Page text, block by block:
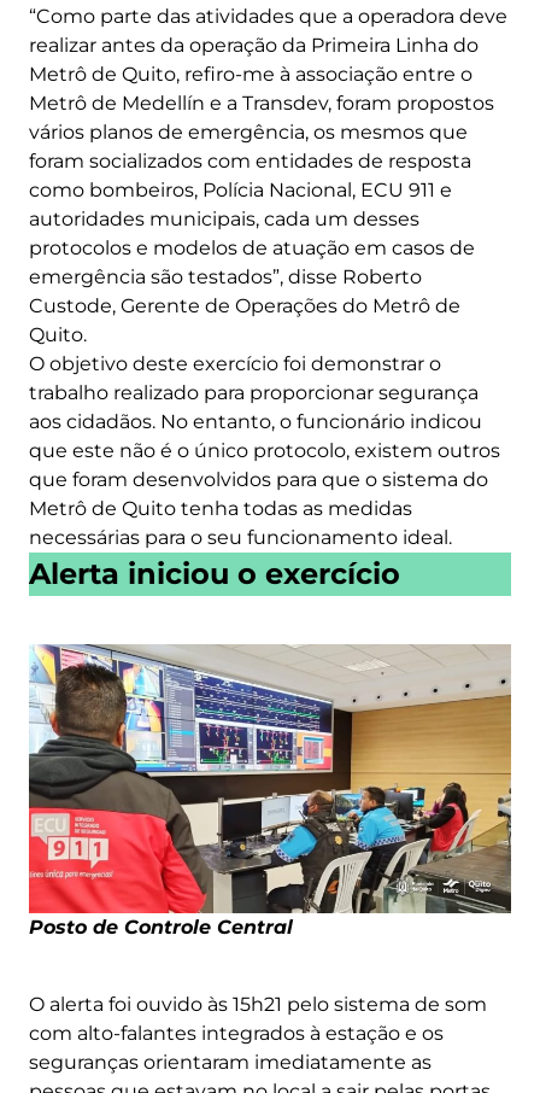
“Como parte das atividades que a operadora deve
realizar antes da operação da Primeira Linha do
Metrô de Quito, refiro-me à associação entre o
Metrô de Medellín e a Transdev, foram propostos
vários planos de emergência, os mesmos que
foram socializados com entidades de resposta
como bombeiros, Polícia Nacional, ECU 911 e
autoridades municipais, cada um desses
protocolos e modelos de atuação em casos de
emergência são testados”, disse Roberto
Custode, Gerente de Operações do Metrô de
Quito.
O objetivo deste exercício foi demonstrar o
trabalho realizado para proporcionar segurança
aos cidadãos. No entanto, o funcionário indicou
que este não é o único protocolo, existem outros
que foram desenvolvidos para que o sistema do
Metrô de Quito tenha todas as medidas
necessárias para o seu funcionamento ideal.
Alerta iniciou o exercício
Posto de Controle Central
O alerta foi ouvido às 15h21 pelo sistema de som
com alto-falantes integrados à estação e os
seguranças orientaram imediatamente as